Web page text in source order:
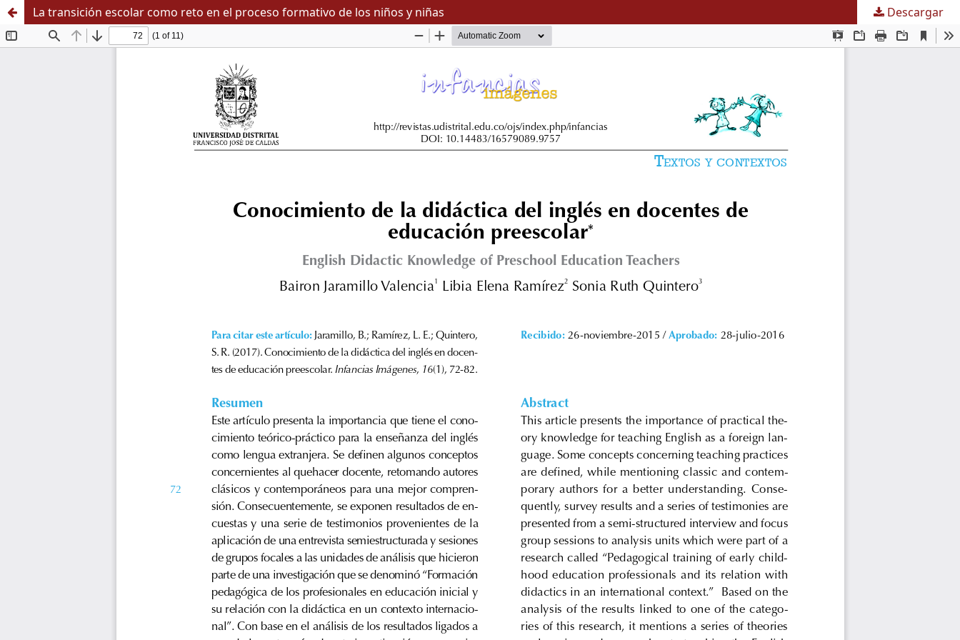
La transición escolar como reto en el proceso formativo de los niños y niñas Descargar